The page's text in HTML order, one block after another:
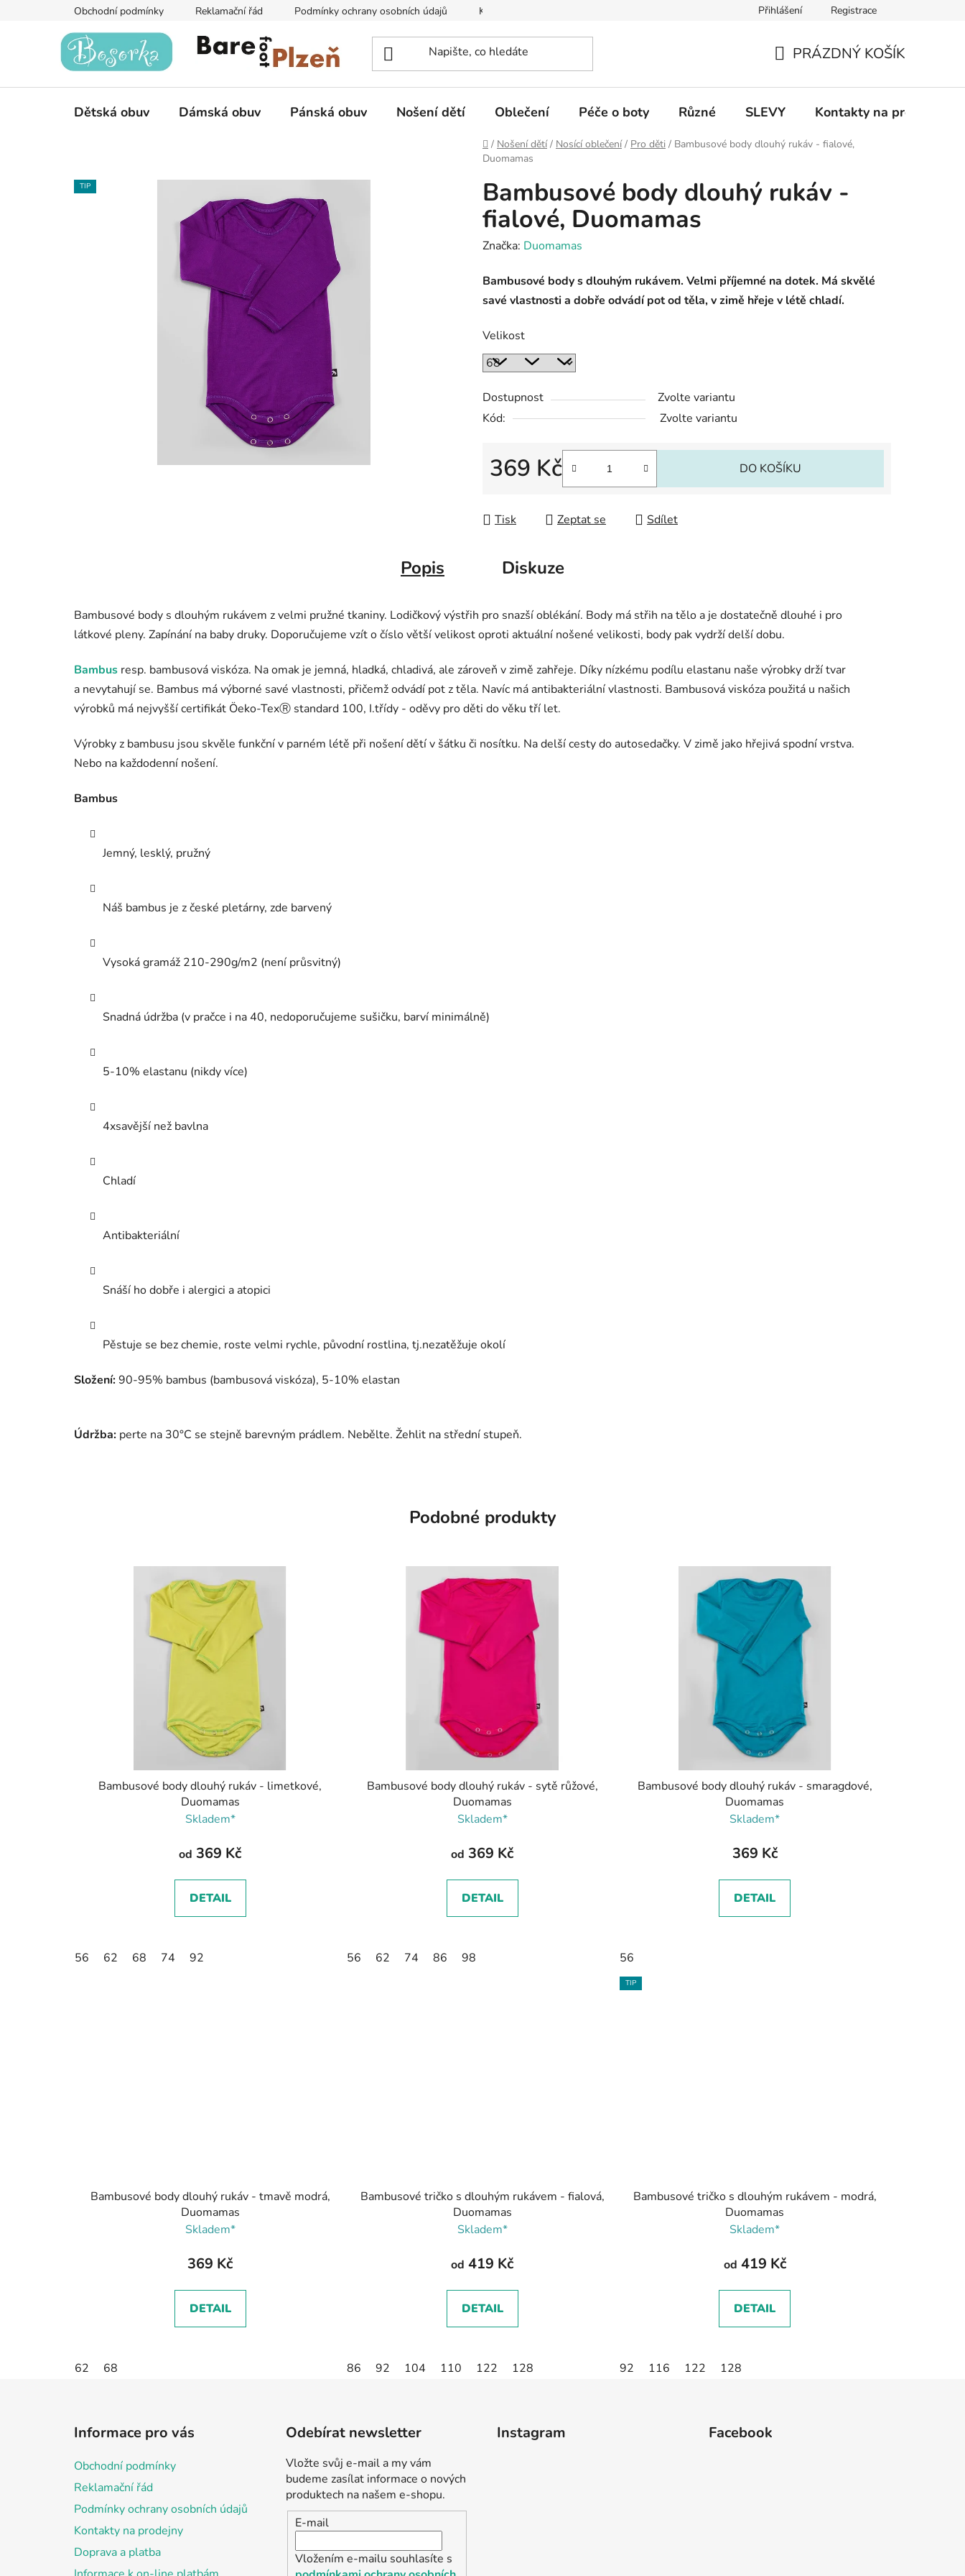
Obchodní podmínky Reklamační řád Podmínky ochrany osobních údajů Kontakty na prodejny Informace k on-line platbám Odstoupení od
Přihlášení Registrace
KOŠÍK
PRÁZDNÝ KOŠÍK
Dětská obuv Dámská obuv Pánská obuv Nošení dětí Oblečení Péče o boty Různé SLEVY Kontakty na prodejny
Domů
/ Nošení dětí / Nosící oblečení / Pro děti / Bambusové body dlouhý rukáv - fialové,
Duomamas
Bambusové body dlouhý rukáv -
fialové, Duomamas
Značka: Duomamas
Bambusové body s dlouhým rukávem. Velmi příjemné na dotek. Má skvělé
savé vlastnosti a dobře odvádí pot od těla, v zimě hřeje v létě chladí.
Velikost
Dostupnost
Zvolte variantu
Kód:
Zvolte variantu
369 Kč DO KOŠÍKU
Tisk Zeptat se Sdílet
TIP
Popis Diskuze
Bambusové body s dlouhým rukávem z velmi pružné tkaniny. Lodičkový výstřih pro snazší oblékání. Body má střih na tělo a je dostatečně dlouhé i pro
látkové pleny. Zapínání na baby druky. Doporučujeme vzít o číslo větší velikost oproti aktuální nošené velikosti, body pak vydrží delší dobu.
Bambus resp. bambusová viskóza. Na omak je jemná, hladká, chladivá, ale zároveň v zimě zahřeje. Díky nízkému podílu elastanu naše výrobky drží tvar
a nevytahují se. Bambus má výborné savé vlastnosti, přičemž odvádí pot z těla. Navíc má antibakteriální vlastnosti. Bambusová viskóza použitá u našich
výrobků má nejvyšší certifikát Öeko-TexⓇ standard 100, I.třídy - oděvy pro děti do věku tří let.
Výrobky z bambusu jsou skvěle funkční v parném létě při nošení dětí v šátku či nosítku. Na delší cesty do autosedačky. V zimě jako hřejivá spodní vrstva.
Nebo na každodenní nošení.
Bambus
Jemný, lesklý, pružný
Náš bambus je z české pletárny, zde barvený
Vysoká gramáž 210-290g/m2 (není průsvitný)
Snadná údržba (v pračce i na 40, nedoporučujeme sušičku, barví minimálně)
5-10% elastanu (nikdy více)
4xsavější než bavlna
Chladí
Antibakteriální
Snáší ho dobře i alergici a atopici
Pěstuje se bez chemie, roste velmi rychle, původní rostlina, tj.nezatěžuje okolí
Složení:90-95% bambus (bambusová viskóza), 5-10% elastan
Údržba: perte na 30°C se stejně barevným prádlem. Nebělte. Žehlit na střední stupeň.
Podobné produkty
Bambusové body dlouhý rukáv - limetkové,
Duomamas
Skladem*
od 369 Kč
DETAIL
56 62 68 74 92
Bambusové body dlouhý rukáv - sytě růžové,
Duomamas
Skladem*
od 369 Kč
DETAIL
56 62 74 86 98
Bambusové body dlouhý rukáv - smaragdové,
Duomamas
Skladem*
369 Kč
DETAIL
56
Bambusové body dlouhý rukáv - tmavě modrá,
Duomamas
Skladem*
369 Kč
DETAIL
62 68
Bambusové tričko s dlouhým rukávem - fialová,
Duomamas
Skladem*
od 419 Kč
DETAIL
86 92 104 110 122 128
TIP
Bambusové tričko s dlouhým rukávem - modrá,
Duomamas
Skladem*
od 419 Kč
DETAIL
92 116 122 128
Informace pro vás
Obchodní podmínky
Reklamační řád
Podmínky ochrany osobních údajů
Kontakty na prodejny
Doprava a platba
Odebírat newsletter
Vložte svůj e-mail a my vám
budeme zasílat informace o nových
produktech na našem e-shopu.
E-mail
Vložením e-mailu souhlasíte s
Instagram Facebook